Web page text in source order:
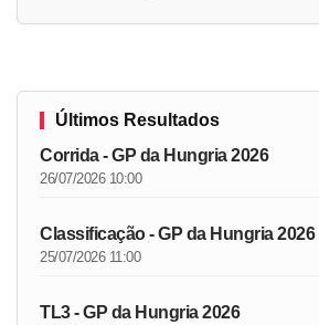
Últimos Resultados
Corrida - GP da Hungria 2026
26/07/2026 10:00
Classificação - GP da Hungria 2026
25/07/2026 11:00
TL3 - GP da Hungria 2026